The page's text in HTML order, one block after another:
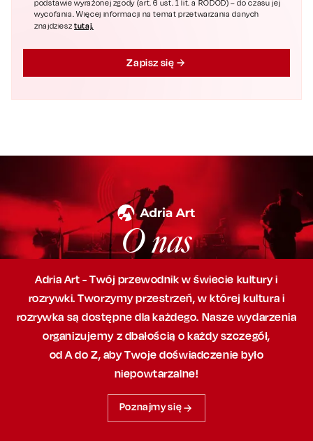
podstawie wyrażonej zgody (art. 6 ust. 1 lit. a RODOD) – do czasu jej
wycofania. Więcej informacji na temat przetwarzania danych
znajdziesztutaj.
Zapisz się
O nas
Adria Art - Twój przewodnik w świecie kultury i
rozrywki. Tworzymy przestrzeń,w której kultura i
rozrywka są dostępne dla każdego. Nasze wydarzenia
organizujemy z dbałością o każdy szczegół,
od A do Z, abyTwoje doświadczenie było
niepowtarzalne!
Poznajmy się